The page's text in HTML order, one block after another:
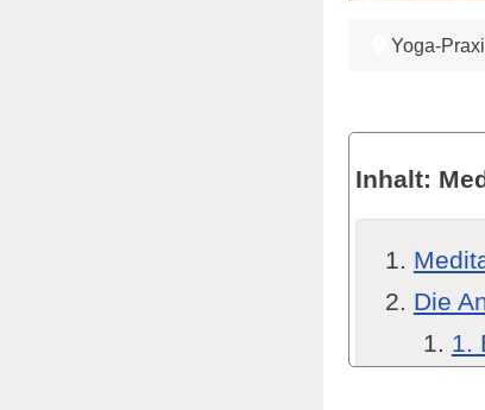
Yoga-
Inhalt:
Die
1.